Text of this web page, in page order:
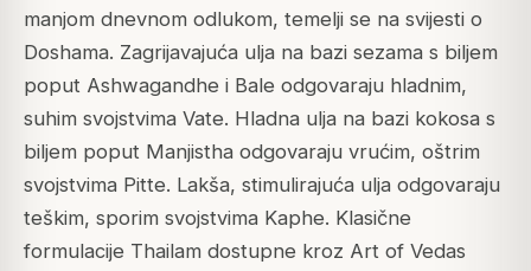
manjom dnevnom odlukom, temelji se na svijesti o
Doshama. Zagrijavajuća ulja na bazi sezama s biljem
poput Ashwagandhe i Bale odgovaraju hladnim,
suhim svojstvima Vate. Hladna ulja na bazi kokosa s
biljem poput Manjistha odgovaraju vrućim, oštrim
svojstvima Pitte. Lakša, stimulirajuća ulja odgovaraju
teškim, sporim svojstvima Kaphe. Klasične
formulacije Thailam dostupne kroz Art of Vedas